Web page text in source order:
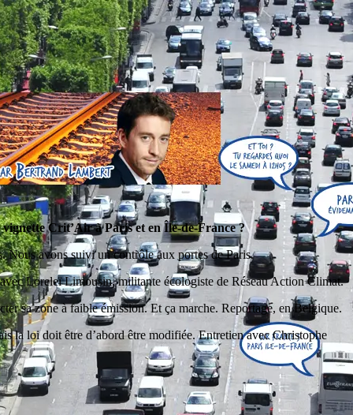
vignette Crit’Air à Paris et en Île-de-France ?
avons suivi un contrôle aux portes de Paris.
Loreleï Limousin, militante écologiste de Réseau Action Climat.
sa zone à faible émission. Et ça marche. Reportage, en Belgique.
la loi doit être d’abord être modifiée. Entretien avec Christophe